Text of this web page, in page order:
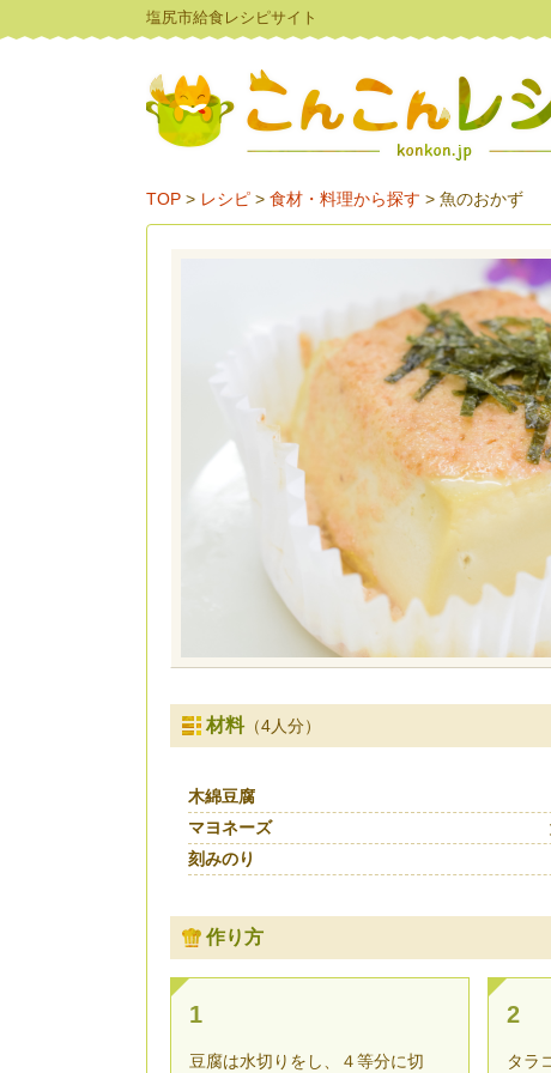
塩尻市給食レシピサイト
TOP > レシピ > 食材・料理から探す > 魚のおかず
材料（4人分）
木綿豆腐
マヨネーズ
刻みのり
作り方
1
豆腐は水切りをし、４等分に切
2
タラ